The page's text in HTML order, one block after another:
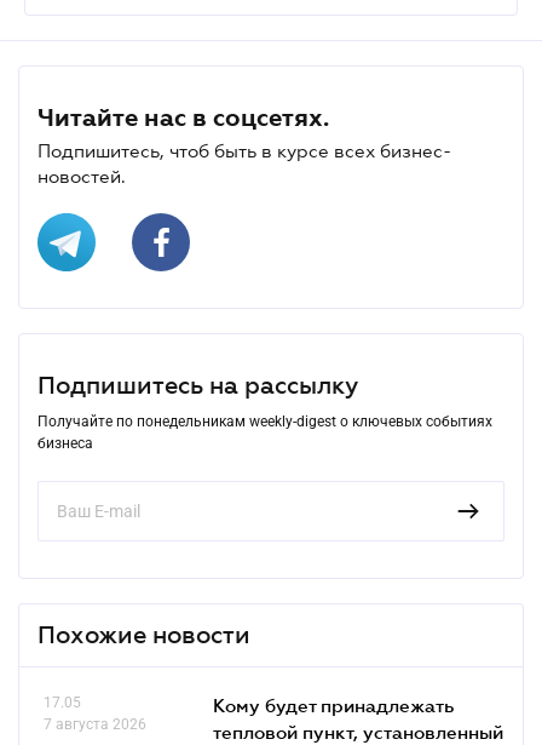
Читайте нас в соцсетях.
Подпишитесь, чтоб быть в курсе всех бизнес-
новостей.
Подпишитесь на рассылку
Получайте по понедельникам weekly-digest о ключевых событиях
бизнеса
Похожие новости
17.05
7 августа 2026
Кому будет принадлежать
тепловой пункт, установленный